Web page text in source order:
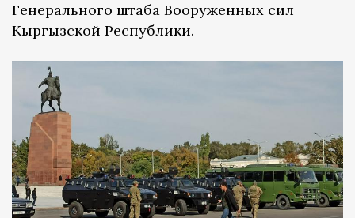
Генерального штаба Вооруженных сил
Кыргызской Республики.